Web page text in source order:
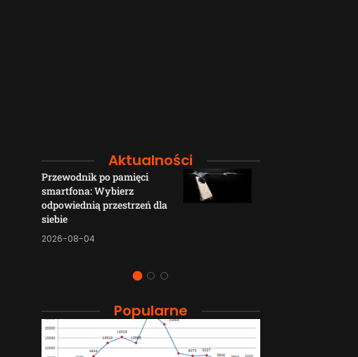
Aktualności
Przewodnik po pamięci
smartfona: Wybierz
odpowiednią przestrzeń dla
siebie
2026-08-04
Popularne